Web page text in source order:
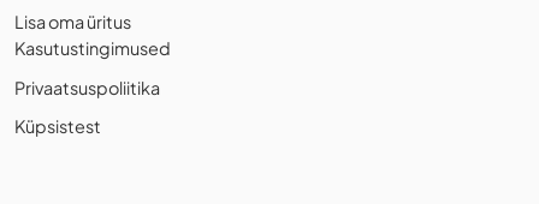
Lisa oma üritus
Kasutustingimused
Privaatsuspoliitika
Küpsistest